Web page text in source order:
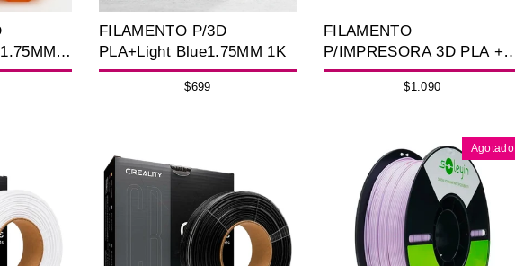
FILAMENTO P/3D
PLA+Light Blue1.75MM 1K
$699
FILAMENTO
P/IMPRESORA 3D PLA +
DE 2.85 MM / 1 KG RED
$1.090
Agotado